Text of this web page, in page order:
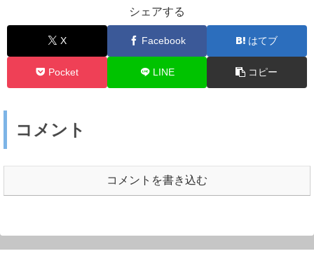
シェアする
X Facebook はてブ
Pocket LINE コピー
コメント
コメントを書き込む